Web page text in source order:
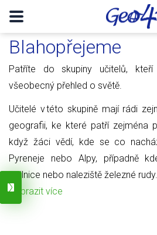
Blahopřejeme
Patříte do skupiny učitelů,
všeobecný přehled o světě.
Učitelé v této skupině mají rádi
geografii, ke které patří zejména
když žáci vědí, kde se co
Pyreneje nebo Alpy, případně
obilnice nebo naleziště železné rudy.
Zobrazit více